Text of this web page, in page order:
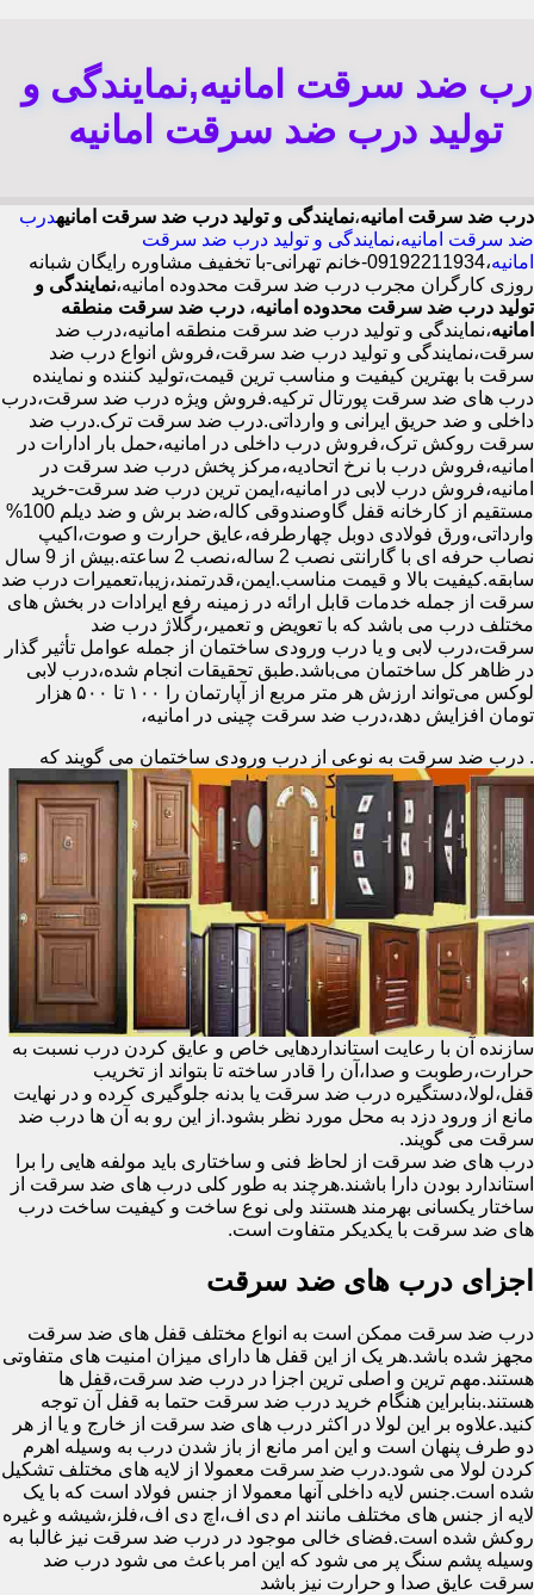
ضد سرقت امانیه,نمایندگی و
تولید درب ضد سرقت امانیه
درب ضد سرقت امانیه،نمایندگی و تولید درب ضد سرقت امانیهدرب
ضد سرقت امانیه،نمایندگی و تولید درب ضد سرقت
امانیه
،09192211934-خانم تهرانی-با تخفیف مشاوره رایگان شبانه
روزی کارگران مجرب درب ضد سرقت محدوده امانیه،نمایندگی و
تولید درب ضد سرقت محدوده امانیه، درب ضد سرقت منطقه
امانیه،نمایندگی و تولید درب ضد سرقت منطقه امانیه،درب ضد
سرقت،نمایندگی و تولید درب ضد سرقت،فروش انواع درب ضد
سرقت با بهترین کیفیت و مناسب ترین قیمت،تولید کننده و نماینده
درب های ضد سرقت پورتال ترکیه.فروش ویژه درب ضد سرقت،درب
داخلی و ضد حریق ایرانی و وارداتی.درب ضد سرقت ترک.درب ضد
سرقت روکش ترک،فروش درب داخلی در امانیه،حمل بار ادارات در
امانیه،فروش درب با نرخ اتحادیه،مرکز پخش درب ضد سرقت در
امانیه،فروش درب لابی در امانیه،ایمن ترین درب ضد سرقت-خرید
مستقیم از کارخانه قفل گاوصندوقی کاله،ضد برش و ضد دیلم 100%
وارداتی،ورق فولادی دوبل چهارطرفه،عایق حرارت و صوت،اکیپ
نصاب حرفه ای با گارانتی نصب 2 ساله،نصب 2 ساعته.بیش از 9 سال
سابقه.کیفیت بالا و قیمت مناسب.ایمن،قدرتمند،زیبا،تعمیرات درب ضد
سرقت از جمله خدمات قابل ارائه در زمینه رفع ایرادات در بخش های
مختلف درب می باشد که با تعویض و تعمیر،رگلاژ درب ضد
سرقت،درب لابی و یا درب ورودی ساختمان از جمله عوامل تأثیر گذار
در ظاهر کل ساختمان می‌باشد.طبق تحقیقات انجام شده،درب لابی
لوکس می‌تواند ارزش هر متر مربع از آپارتمان را ۱۰۰ تا ۵۰۰ هزار
تومان افزایش دهد،درب ضد سرقت چینی در امانیه،
. درب ضد سرقت به نوعی از درب ورودی ساختمان می گویند که
سازنده آن با رعایت استانداردهایی خاص و عایق کردن درب نسبت به
حرارت،رطوبت و صدا،آن را قادر ساخته تا بتواند از تخریب
قفل،لولا،دستگیره درب ضد سرقت یا بدنه جلوگیری کرده و در نهایت
مانع از ورود دزد به محل مورد نظر بشود.از این رو به آن ها درب ضد
سرقت می گویند.
درب های ضد سرقت از لحاظ فنی و ساختاری باید مولفه هایی را برا
استاندارد بودن دارا باشند.هرچند به طور کلی درب های ضد سرقت از
ساختار یکسانی بهرمند هستند ولی نوع ساخت و کیفیت ساخت درب
های ضد سرقت با یکدیکر متفاوت است.
اجزای درب های ضد سرقت
درب ضد سرقت ممکن است به انواع مختلف قفل های ضد سرقت
مجهز شده باشد.هر یک از این قفل ها دارای میزان امنیت های متفاوتی
هستند.مهم ترین و اصلی ترین اجزا در درب ضد سرقت،قفل ها
هستند.بنابراین هنگام خرید درب ضد سرقت حتما به قفل آن توجه
کنید.علاوه بر این لولا در اکثر درب های ضد سرقت از خارج و یا از هر
دو طرف پنهان است و این امر مانع از باز شدن درب به وسیله اهرم
کردن لولا می شود.درب ضد سرقت معمولا از لایه های مختلف تشکیل
شده است.جنس لایه داخلی آنها معمولا از جنس فولاد است که با یک
لایه از جنس های مختلف مانند ام دی اف،اچ دی اف،فلز،شیشه و غیره
روکش شده است.فضای خالی موجود در درب ضد سرقت نیز غالبا به
وسیله پشم سنگ پر می شود که این امر باعث می شود درب ضد
سرقت عایق صدا و حرارت نیز باشد